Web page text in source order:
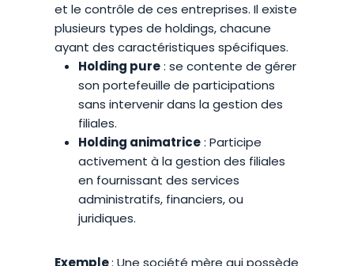
et le contrôle de ces entreprises. Il existe
plusieurs types de holdings, chacune
ayant des caractéristiques spécifiques.
Holding pure: se contente de gérer
son portefeuille de participations
sans intervenir dans la gestion des
filiales.
Holding animatrice: Participe
activement à la gestion des filiales
en fournissant des services
administratifs, financiers, ou
juridiques.
Exemple: Une société mère qui possède